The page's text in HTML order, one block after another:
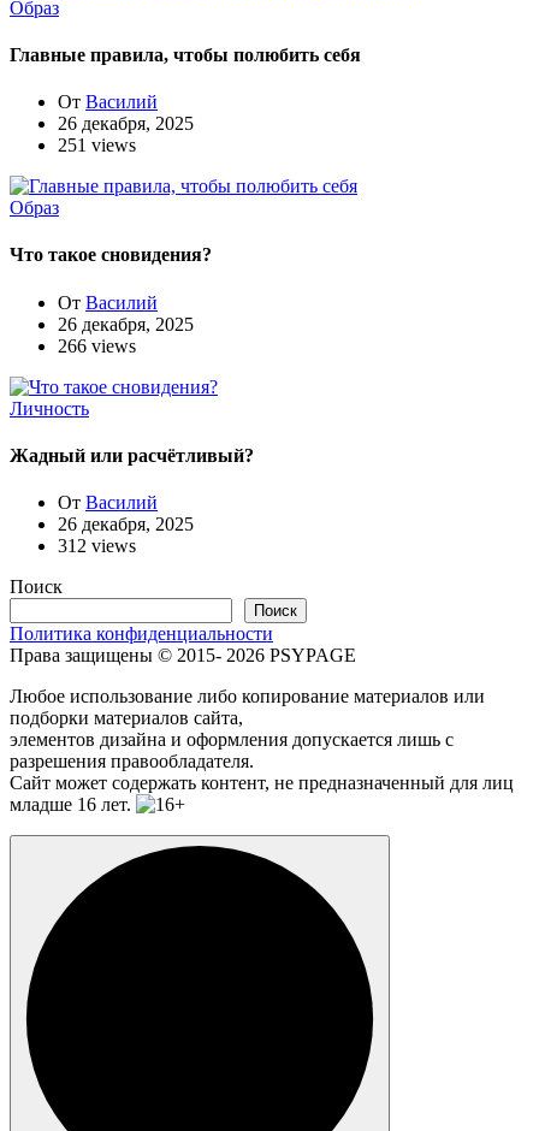
Образ
Главные правила, чтобы полюбить себя
От Василий
26 декабря, 2025
251 views
Образ
Что такое сновидения?
От Василий
26 декабря, 2025
266 views
Личность
Жадный или расчётливый?
От Василий
26 декабря, 2025
312 views
Поиск
Поиск
Политика конфиденциальности
Права защищены © 2015- 2026 PSYPAGE
Любое использование либо копирование материалов или
подборки материалов сайта,
элементов дизайна и оформления допускается лишь с
разрешения правообладателя.
Сайт может содержать контент, не предназначенный для лиц
младше 16 лет.